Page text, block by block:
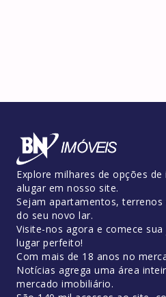
Explore milhares de opções
alugar em nosso site.
Sejam apartamentos,
do seu novo lar.
Visite-nos agora e comece
lugar perfeito!
Com mais de 18 anos no
Notícias agrega uma área
mercado imobiliário.